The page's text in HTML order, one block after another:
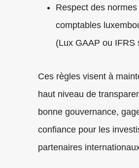
Respect des normes
comptables
(Lux GAAP ou IFRS
Ces règles visent à
haut niveau de
bonne gouvernance,
confiance pour les
partenaires